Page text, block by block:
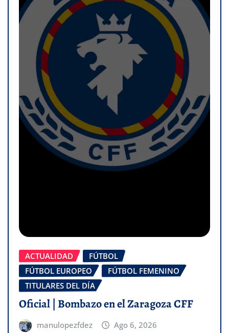
ACTUALIDAD
FÚTBOL
FÚTBOL EUROPEO
FÚTBOL FEMENINO
TITULARES DEL DÍA
Oficial | Bombazo en el Zaragoza CFF
manulopezfdez Ago 6, 2026